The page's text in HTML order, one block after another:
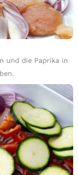
und die Paprika in